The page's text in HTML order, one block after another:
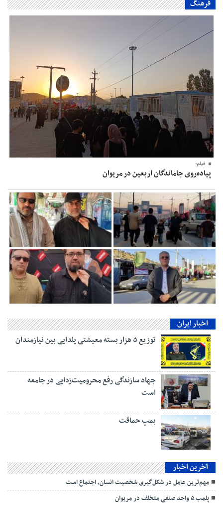
فرهنگ
فیلم؛
پیاده‌روی جاماندگان اربعین در مریوان
اخبار ایران
توزیع ۵ هزار بسته معیشتی یلدایی بین نیازمندان
جهاد سازندگی رفع محرومیت‌زدایی در جامعه
است
بمبِ حماقت
آخرین اخبار
مهم‌ترین عامل در شکل‌گیری شخصیت انسان، اجتماع است
پلمب ۵ واحد صنفی متخلف در مریوان